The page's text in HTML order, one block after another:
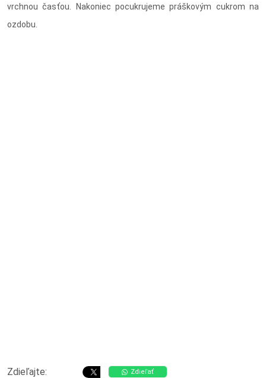
vrchnou časťou. Nakoniec pocukrujeme práškovým cukrom na
ozdobu.
Zdieľajte: Zdieľať